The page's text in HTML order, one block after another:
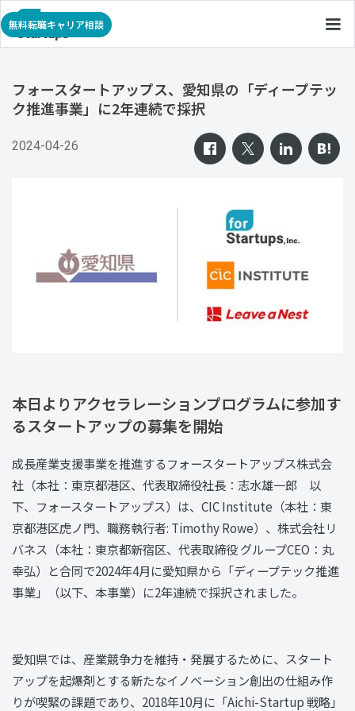
無料転職キャリア相談
フォースタートアップス、愛知県の「ディープテッ
ク推進事業」に2年連続で採択
2024-04-26
本日よりアクセラレーションプログラムに参加す
るスタートアップの募集を開始
成長産業支援事業を推進するフォースタートアップス株式会
社（本社：東京都港区、代表取締役社長：志水雄一郎 以
下、フォースタートアップス）は、CIC Institute（本社：東
京都港区虎ノ門、職務執行者: Timothy Rowe）、株式会社リ
バネス（本社：東京都新宿区、代表取締役 グループCEO：丸
幸弘）と合同で2024年4月に愛知県から「ディープテック推進
事業」（以下、本事業）に2年連続で採択されました。
愛知県では、産業競争力を維持・発展するために、スタート
アップを起爆剤とする新たなイノベーション創出の仕組み作
りが喫緊の課題であり、2018年10月に「Aichi-Startup 戦略」